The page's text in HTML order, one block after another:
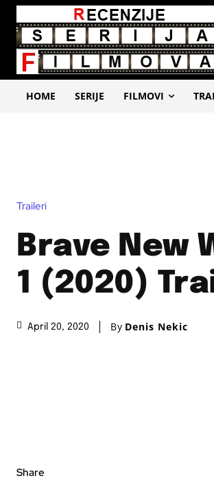
HOME SERIJE FILMOVI
Traileri
Brave New
1 (2020)
April 20, 2020 By Denis Nekic
Share